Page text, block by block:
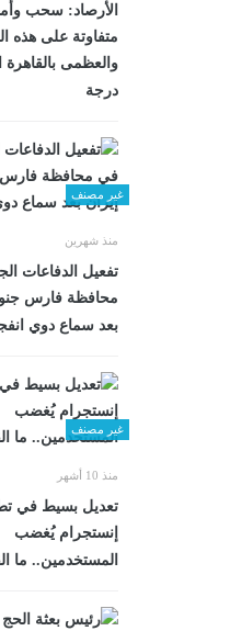
الأرصاد: سحب
متفاوتة على هذه
درجة
غير مصنف
منذ شهرين
تفعيل الدفاعات
محافظة فارس
بعد سماع دوي
غير مصنف
منذ 10 أشهر
تعديل بسيط في
إنستجرام يُغضب
المستخدمين.. ما